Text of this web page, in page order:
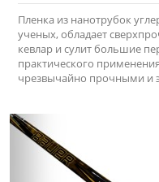
Пленка из нанотрубок
ученых, обладает
кевлар и сулит большие
практического
чрезвычайно прочными и